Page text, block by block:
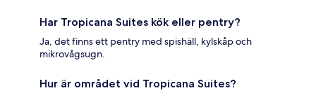
Har Tropicana Suites kök eller pentry?
Ja, det finns ett pentry med spishäll, kylskåp och
mikrovågsugn.
Hur är området vid Tropicana Suites?